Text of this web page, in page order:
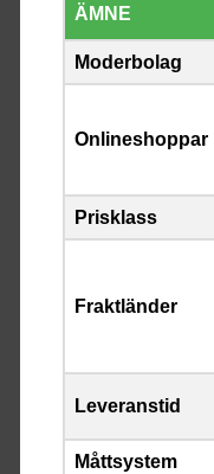
ÄMNE
Moderbolag
Onlineshoppar
Prisklass
Fraktländer
Leveranstid
Måttsystem